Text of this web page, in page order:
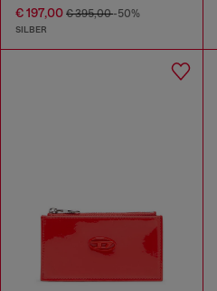
€ 197,00 € 395,00-50%
SILBER